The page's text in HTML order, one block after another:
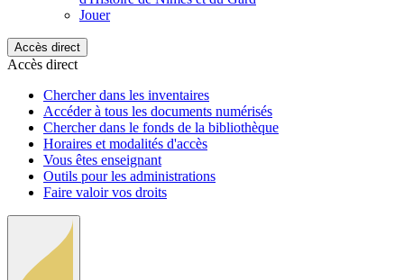
Jouer
Accès direct
Accès direct
Chercher dans les inventaires
Accéder à tous les documents numérisés
Chercher dans le fonds de la bibliothèque
Horaires et modalités d'accès
Vous êtes enseignant
Outils pour les administrations
Faire valoir vos droits